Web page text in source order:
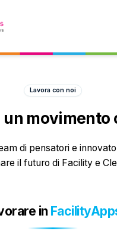
Lavora con noi
un movimento
di pensatori e
il futuro di Facility e
in